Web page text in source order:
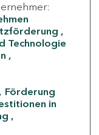
Technologie
Förderung
in